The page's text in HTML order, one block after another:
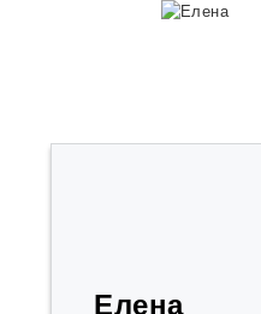
Елена